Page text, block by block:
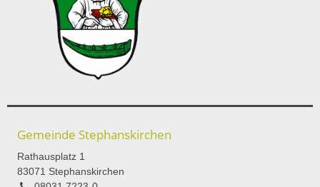
Gemeinde Stephanskirchen
Rathausplatz 1
83071 Stephanskirchen